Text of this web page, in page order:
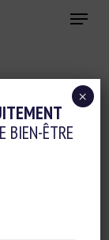
Menu
TO
BIEN-ÊTRE
×